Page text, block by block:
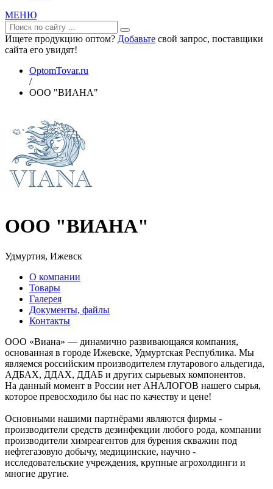
МЕНЮ
Ищете продукцию оптом? Добавьте свой запрос, поставщики
сайта его увидят!
OptomTovar.ru
/
ООО "ВИАНА"
ООО "ВИАНА"
Удмуртия, Ижевск
О компании
Товары
Галерея
Документы, файлы
Контакты
ООО «Виана» — динамично развивающаяся компания,
основанная в городе Ижевске, Удмуртская Республика. Мы
являемся российским производителем глутарового альдегида,
АДБАХ, ДДАХ, ДДАБ и других сырьевых компонентов.
На данный момент в России нет АНАЛОГОВ нашего сырья,
которое превосходило бы нас по качеству и цене!
Основными нашими партнёрами являются фирмы -
производители средств дезинфекции любого рода, компании
производители химреагентов для бурения скважин под
нефтегазовую добычу, медицинские, научно -
исследовательские учреждения, крупные агрохолдинги и
многие другие.